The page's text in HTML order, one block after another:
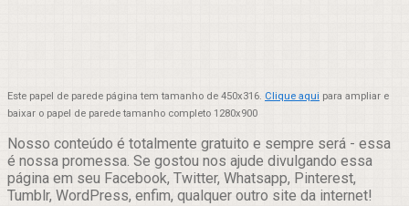
Este papel de parede página tem tamanho de 450x316. Clique aqui para ampliar e
baixar o papel de parede tamanho completo 1280x900
Nosso conteúdo é totalmente gratuito e sempre será - essa
é nossa promessa. Se gostou nos ajude divulgando essa
página em seu Facebook, Twitter, Whatsapp, Pinterest,
Tumblr, WordPress, enfim, qualquer outro site da internet!